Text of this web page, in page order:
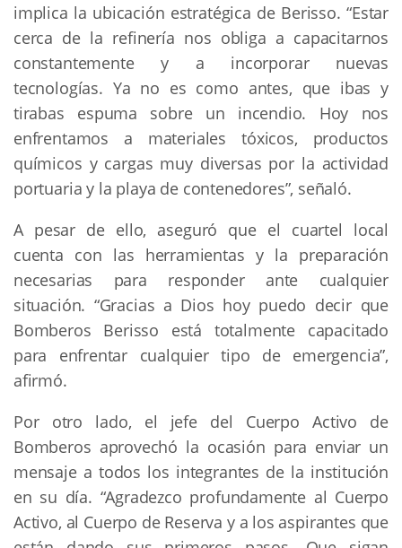
implica la ubicación estratégica de Berisso. “Estar
cerca de la refinería nos obliga a capacitarnos
constantemente y a incorporar nuevas
tecnologías. Ya no es como antes, que ibas y
tirabas espuma sobre un incendio. Hoy nos
enfrentamos a materiales tóxicos, productos
químicos y cargas muy diversas por la actividad
portuaria y la playa de contenedores”, señaló.
A pesar de ello, aseguró que el cuartel local
cuenta con las herramientas y la preparación
necesarias para responder ante cualquier
situación. “Gracias a Dios hoy puedo decir que
Bomberos Berisso está totalmente capacitado
para enfrentar cualquier tipo de emergencia”,
afirmó.
Por otro lado, el jefe del Cuerpo Activo de
Bomberos aprovechó la ocasión para enviar un
mensaje a todos los integrantes de la institución
en su día. “Agradezco profundamente al Cuerpo
Activo, al Cuerpo de Reserva y a los aspirantes que